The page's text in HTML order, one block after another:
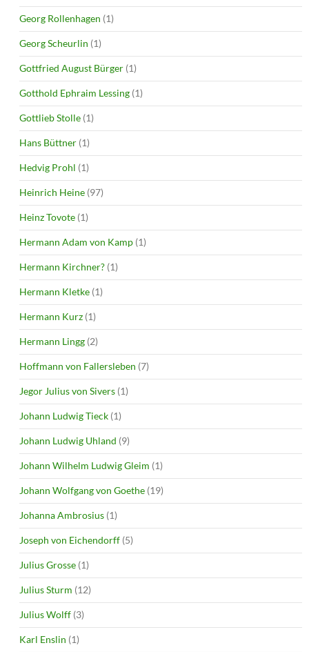
Georg Rollenhagen (1)
Georg Scheurlin (1)
Gottfried August Bürger (1)
Gotthold Ephraim Lessing (1)
Gottlieb Stolle (1)
Hans Büttner (1)
Hedvig Prohl (1)
Heinrich Heine (97)
Heinz Tovote (1)
Hermann Adam von Kamp (1)
Hermann Kirchner? (1)
Hermann Kletke (1)
Hermann Kurz (1)
Hermann Lingg (2)
Hoffmann von Fallersleben (7)
Jegor Julius von Sivers (1)
Johann Ludwig Tieck (1)
Johann Ludwig Uhland (9)
Johann Wilhelm Ludwig Gleim (1)
Johann Wolfgang von Goethe (19)
Johanna Ambrosius (1)
Joseph von Eichendorff (5)
Julius Grosse (1)
Julius Sturm (12)
Julius Wolff (3)
Karl Enslin (1)